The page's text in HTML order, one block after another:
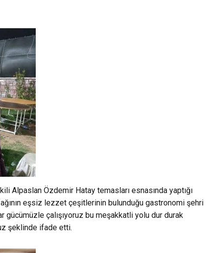
Alpaslan Özdemir Hatay temasları esnasında yaptığı
eşsiz lezzet çeşitlerinin bulunduğu gastronomi şehri
gücümüzle çalışıyoruz bu meşakkatli yolu dur durak
şeklinde ifade etti.